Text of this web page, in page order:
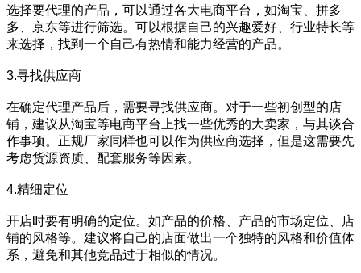
选择要代理的产品，可以通过各大电商平台，如淘宝、拼多
多、京东等进行筛选。可以根据自己的兴趣爱好、行业特长等
来选择，找到一个自己有热情和能力经营的产品。
3.寻找供应商
在确定代理产品后，需要寻找供应商。对于一些初创型的店
铺，建议从淘宝等电商平台上找一些优秀的大卖家，与其谈合
作事项。正规厂家同样也可以作为供应商选择，但是这需要先
考虑货源资质、配套服务等因素。
4.精细定位
开店时要有明确的定位。如产品的价格、产品的市场定位、店
铺的风格等。建议将自己的店面做出一个独特的风格和价值体
系，避免和其他竞品过于相似的情况。